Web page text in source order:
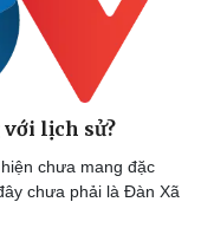
với lịch sử?
chưa mang đặc
chưa phải là Đàn Xã